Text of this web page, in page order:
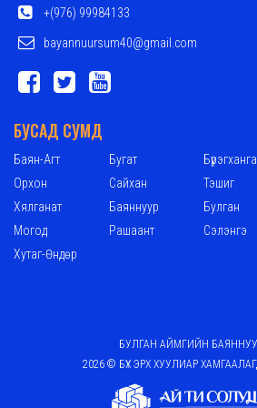
+(976) 99984133
bayannuursum40@gmail.com
БУСАД СУМД
Баян-Агт Бугат
Орхон
Сайхан Тэшиг
Хялганат
Баяннуур Булган
Могод
Рашаант Сэлэнгэ
Хутаг-Өндөр
БУЛГАН АЙМГИЙН
2026 © БҮХ ЭРХ ХУУЛИАР